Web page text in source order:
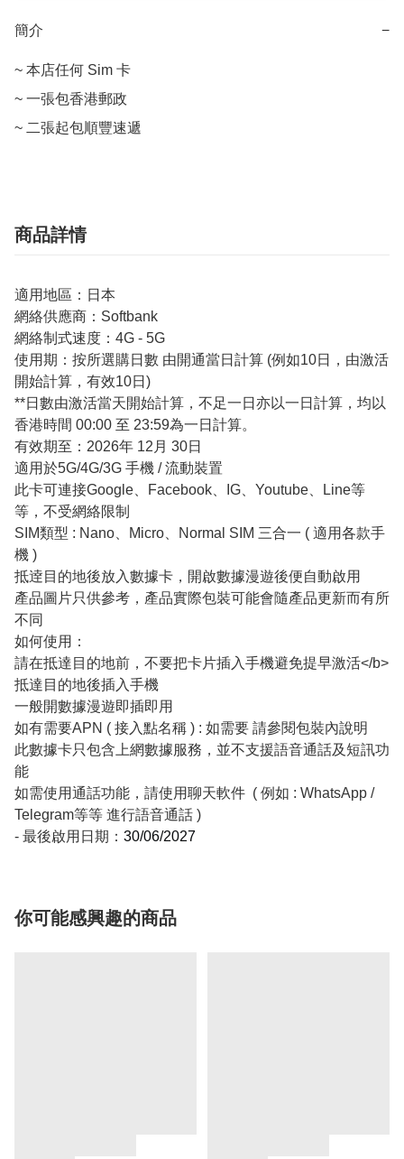
簡介 −
~ 本店任何 Sim 卡
~ 一張包香港郵政
~ 二張起包順豐速遞
商品詳情
適用地區：日本
網絡供應商：Softbank
網絡制式速度：4G - 5G
使用期：按所選購日數 由開通當日計算 (例如10日，由激活
開始計算，有效10日)
**日數由激活當天開始計算，不足一日亦以一日計算，均以
香港時間 00:00 至 23:59為一日計算。
有效期至：2026年 12月 30日
適用於5G/4G/3G 手機 / 流動裝置
此卡可連接Google、Facebook、IG、Youtube、Line等
等，不受網絡限制
SIM類型 : Nano、Micro、Normal SIM 三合一 ( 適用各款手
機 )
抵逹目的地後放入數據卡，開啟數據漫遊後便自動啟用
產品圖片只供參考，產品實際包裝可能會隨產品更新而有所
不同
如何使用：
請在抵達目的地前，不要把卡片插入手機避免提早激活</b>
抵達目的地後插入手機
一般開數據漫遊即插即用
如有需要APN ( 接入點名稱 ) : 如需要 請參閱包裝內說明
此數據卡只包含上網數據服務，並不支援語音通話及短訊功
能
如需使用通話功能，請使用聊天軟件 ( 例如 : WhatsApp /
Telegram等等 進行語音通話 )
- 最後啟用日期： 30/06/2027
你可能感興趣的商品